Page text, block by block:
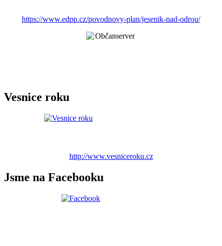
https://www.edpp.cz/povodnovy-plan/jesenik-nad-odrou/
Vesnice roku
http://www.vesniceroku.cz
Jsme na Facebooku